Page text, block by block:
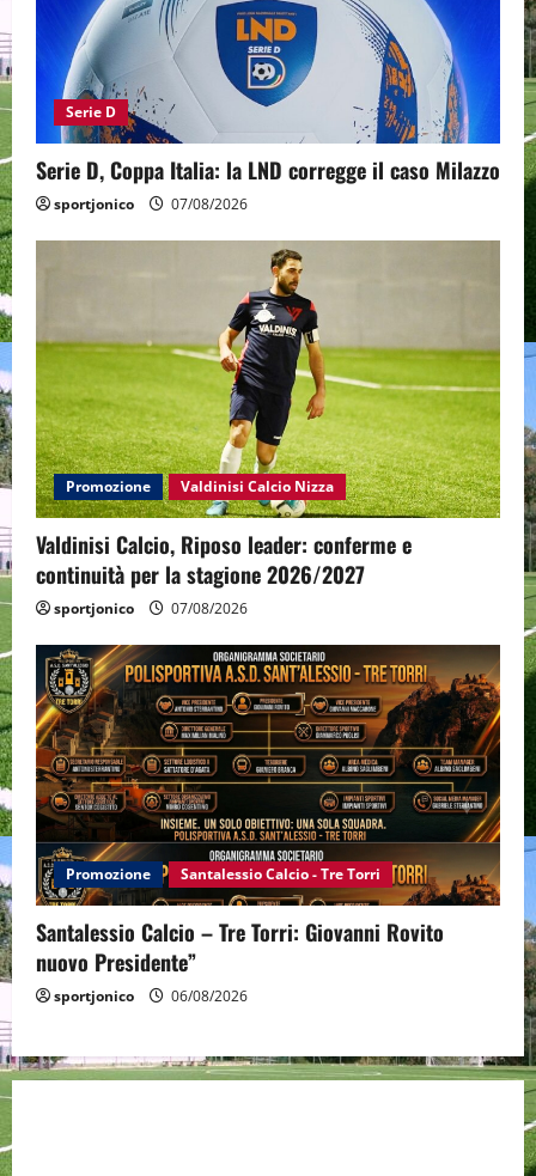
Serie D
Serie D, Coppa Italia: la LND corregge il caso Milazzo
sportjonico 07/08/2026
Promozione Valdinisi Calcio Nizza
Valdinisi Calcio, Riposo leader: conferme e
continuità per la stagione 2026/2027
sportjonico 07/08/2026
Promozione Santalessio Calcio - Tre Torri
Santalessio Calcio – Tre Torri: Giovanni Rovito
nuovo Presidente”
sportjonico 06/08/2026